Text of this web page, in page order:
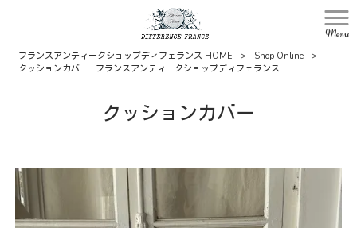
Menu
フランスアンティークショップディフェランス HOME > Shop Online
>
クッションカバー | フランスアンティークショップディフェランス
クッションカバー